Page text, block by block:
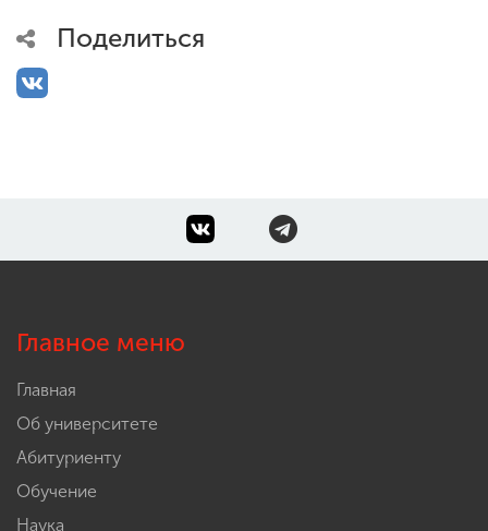
Поделиться
Главное меню
Главная
Об университете
Абитуриенту
Обучение
Наука